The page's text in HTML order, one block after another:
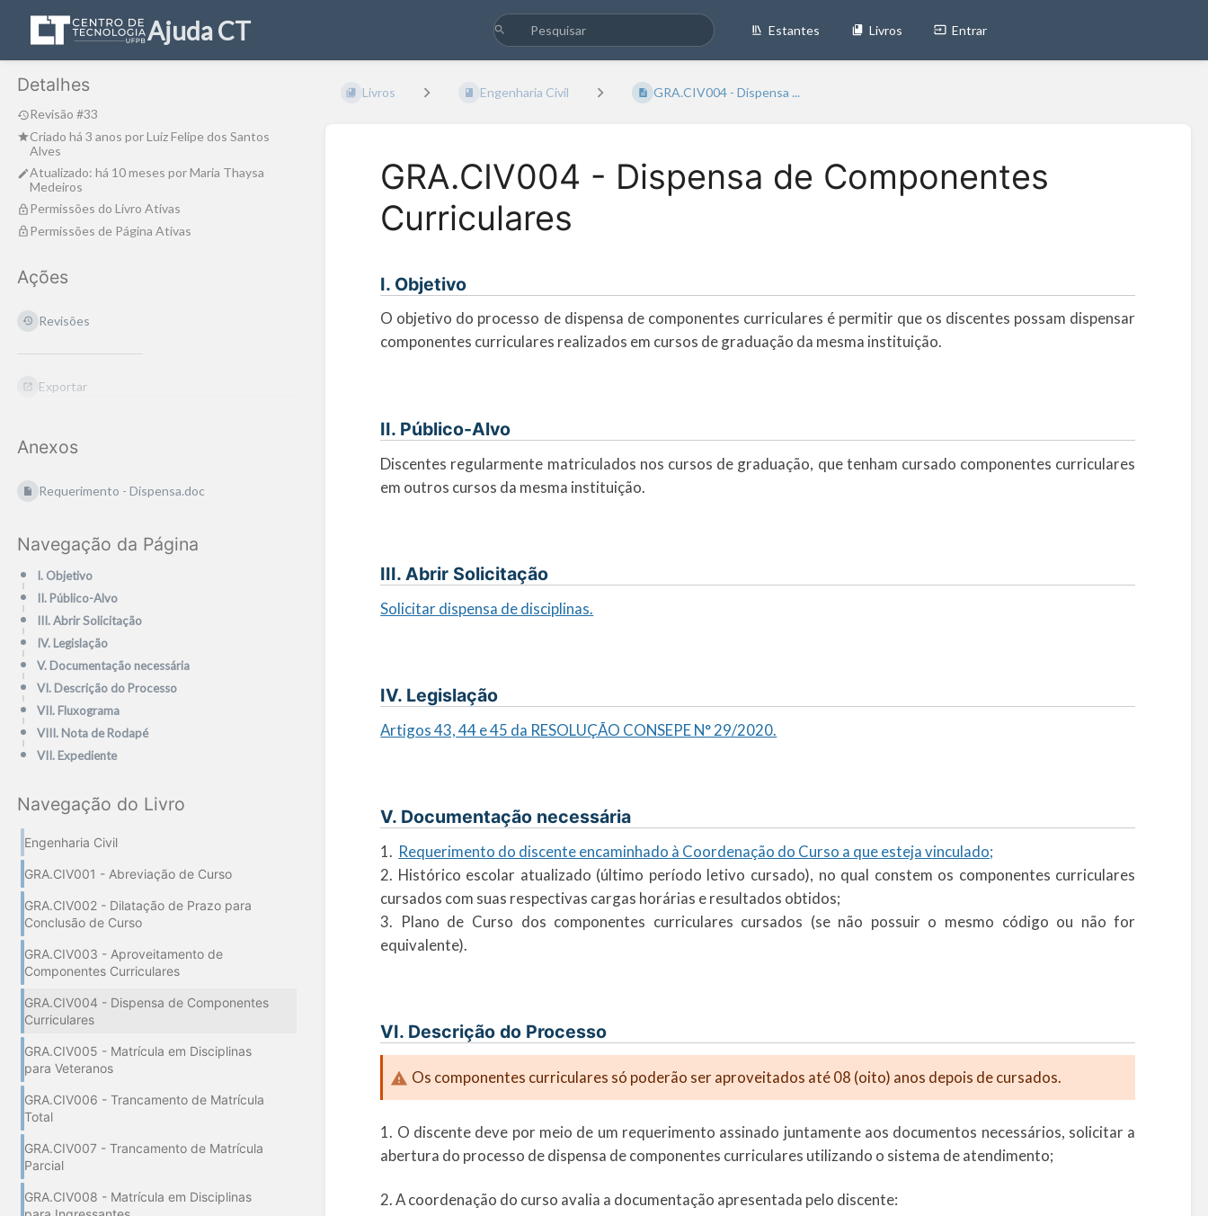
Ajuda CT Estantes Livros Entrar
Detalhes
Revisão #33
Criado há 3 anos porLuiz Felipe dos Santos
Alves
Atualizado: há 10 meses porMaria Thaysa
Medeiros
Permissões do Livro Ativas
Permissões de Página Ativas
Ações
Revisões
Exportar
Anexos
Requerimento - Dispensa.doc
Navegação da Página
I. Objetivo
II. Público-Alvo
III. Abrir Solicitação
IV. Legislação
V. Documentação necessária
VI. Descrição do Processo
VII. Fluxograma
VIII. Nota de Rodapé
VII. Expediente
Navegação do Livro
Engenharia Civil
GRA.CIV001 - Abreviação de Curso
GRA.CIV002 - Dilatação de Prazo para
Conclusão de Curso
GRA.CIV003 - Aproveitamento de
Componentes Curriculares
GRA.CIV004 - Dispensa de Componentes
Curriculares
GRA.CIV005 - Matrícula em Disciplinas
para Veteranos
GRA.CIV006 - Trancamento de Matrícula
Total
GRA.CIV007 - Trancamento de Matrícula
Parcial
GRA.CIV008 - Matrícula em Disciplinas
Livros Engenharia Civil GRA.CIV004 - Dispensa ...
GRA.CIV004 - Dispensa de Componentes
Curriculares
I. Objetivo
O objetivo do processo de dispensa de componentes curriculares é permitir que os discentes possam dispensar
componentes curriculares realizados em cursos de graduação da mesma instituição.
II. Público-Alvo
Discentes regularmente matriculados nos cursos de graduação, que tenham cursado componentes curriculares
em outros cursos da mesma instituição.
III. Abrir Solicitação
Solicitar dispensa de disciplinas.
IV. Legislação
Artigos 43, 44 e 45 da RESOLUÇÃO CONSEPE N° 29/2020.
V. Documentação necessária
1. Requerimento do discente encaminhado à Coordenação do Curso a que esteja vinculado;
2. Histórico escolar atualizado (último período letivo cursado), no qual constem os componentes curriculares
cursados com suas respectivas cargas horárias e resultados obtidos;
3. Plano de Curso dos componentes curriculares cursados (se não possuir o mesmo código ou não for
equivalente).
VI. Descrição do Processo
Os componentes curriculares só poderão ser aproveitados até 08 (oito) anos depois de cursados.
1. O discente deve por meio de um requerimento assinado juntamente aos documentos necessários, solicitar a
abertura do processo de dispensa de componentes curriculares utilizando o sistema de atendimento;
2. A coordenação do curso avalia a documentação apresentada pelo discente: